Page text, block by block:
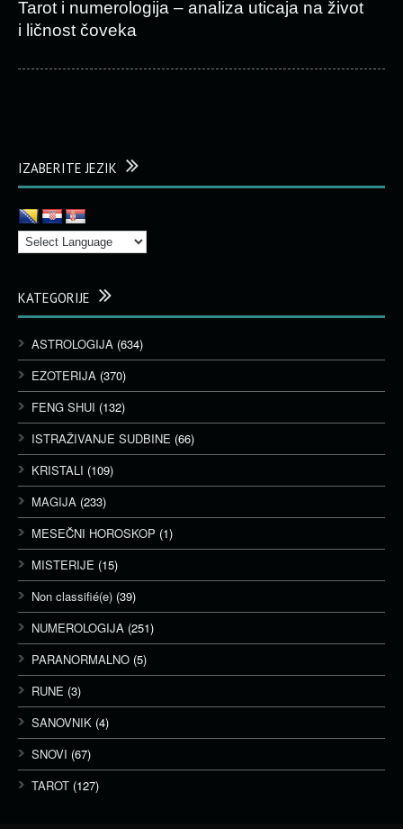
Tarot i numerologija – analiza uticaja na život
i ličnost čoveka
IZABERITE JEZIK
KATEGORIJE
ASTROLOGIJA (634)
EZOTERIJA (370)
FENG SHUI (132)
ISTRAŽIVANJE SUDBINE (66)
KRISTALI (109)
MAGIJA (233)
MESEČNI HOROSKOP (1)
MISTERIJE (15)
Non classifié(e) (39)
NUMEROLOGIJA (251)
PARANORMALNO (5)
RUNE (3)
SANOVNIK (4)
SNOVI (67)
TAROT (127)